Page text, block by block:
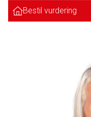
Denne prisfornuftige og
Entre. Dejligt og lyst køkken
Fordelingsgang. 2 rigtig
skabsvæg. Pænt
Bryggers med installation til
Ekstra badeværelse i
Bestil vurdering